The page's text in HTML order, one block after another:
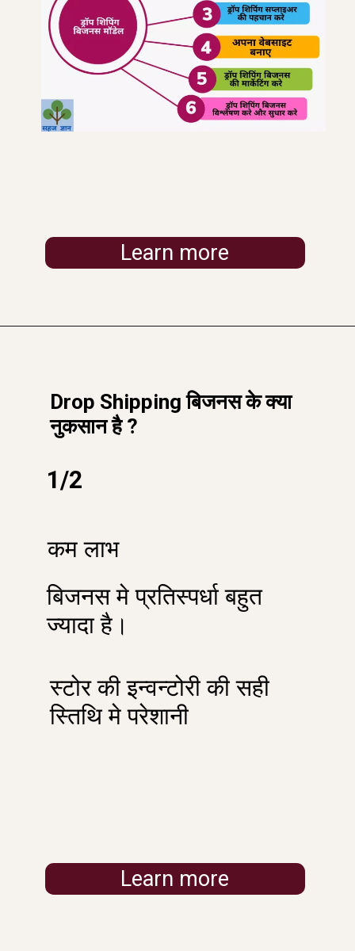
Learn more
Drop Shipping बिजनस के क्या
नुकसान है ?
कम लाभ
बिजनस मे प्रतिस्पर्धा बहुत
ज्यादा है।
स्टोर की इन्वन्टोरी की सही
स्तिथि मे परेशानी
Learn more
1/2